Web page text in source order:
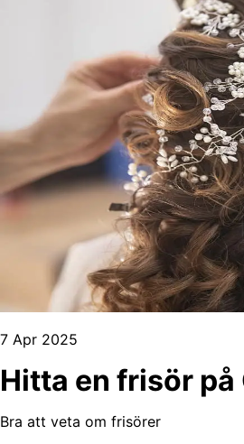
7 Apr 2025
Hitta en frisör på
Bra att veta om frisörer